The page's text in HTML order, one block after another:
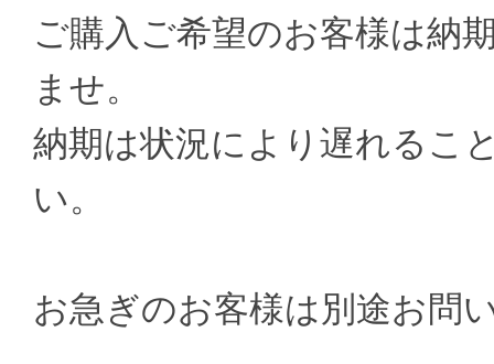
ご購入ご希望のお客様は納
ませ。
納期は状況により遅れるこ
い。
お急ぎのお客様は別途お問